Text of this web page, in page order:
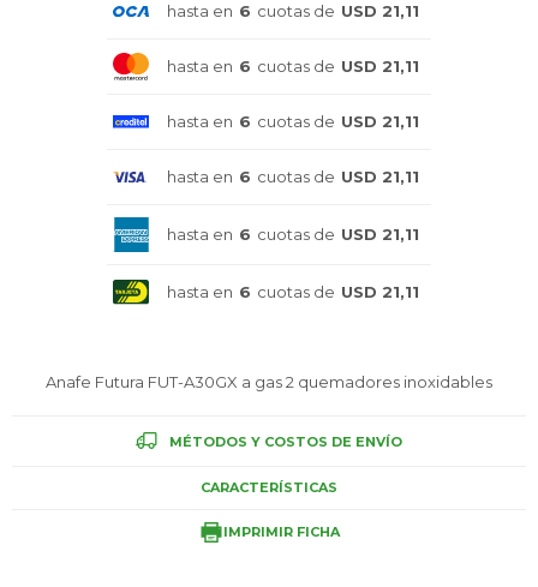
hasta en 6 cuotas de USD 21,11
hasta en 6 cuotas de USD 21,11
hasta en 6 cuotas de USD 21,11
hasta en 6 cuotas de USD 21,11
hasta en 6 cuotas de USD 21,11
hasta en 6 cuotas de USD 21,11
Anafe Futura FUT-A30GX a gas 2 quemadores inoxidables
MÉTODOS Y COSTOS DE ENVÍO
CARACTERÍSTICAS
IMPRIMIR FICHA
Celulares
Local